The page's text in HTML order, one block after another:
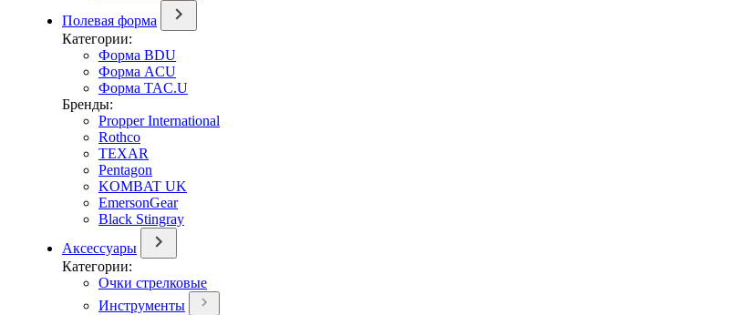
Полевая форма
Категории:
Форма BDU
Форма ACU
Форма TAC.U
Бренды:
Propper International
Rothco
TEXAR
Pentagon
KOMBAT UK
EmersonGear
Black Stingray
Аксессуары
Категории:
Очки стрелковые
Инструменты